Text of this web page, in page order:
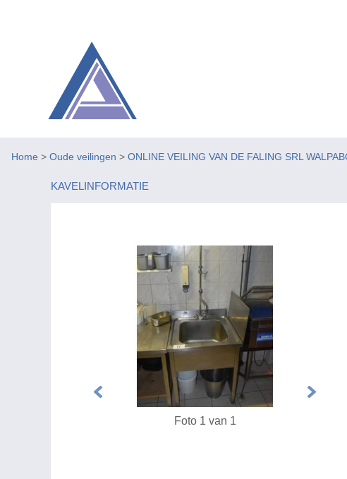
Home > Oude veilingen > ONLINE VEILING VAN DE FALING SRL
KAVELINFORMATIE
Foto 1 van 1